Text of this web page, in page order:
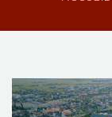
NOS ACTIONS